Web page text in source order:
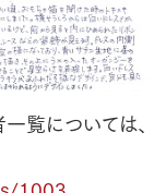
覧については、